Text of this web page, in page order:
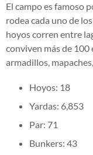
El campo es famoso
rodea cada uno de
hoyos corren entre
conviven más de 100
armadillos,
Hoyos: 18
Yardas: 6,853
Par: 71
Bunkers: 43